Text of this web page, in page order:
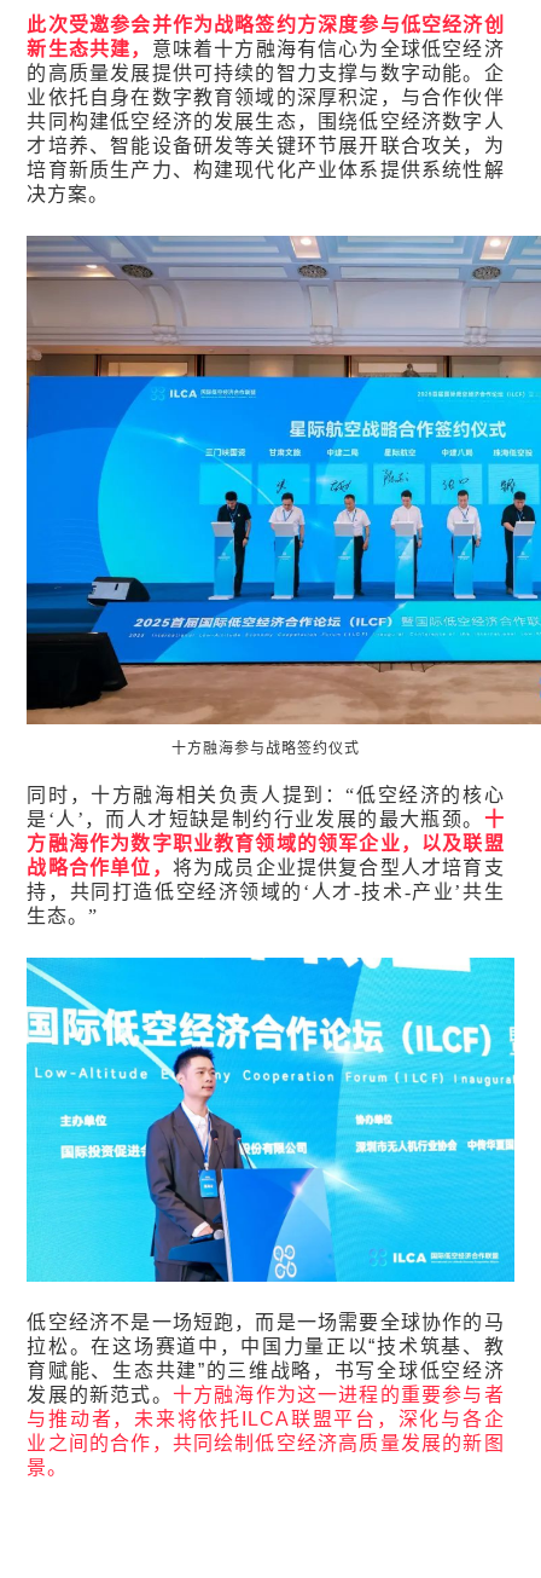
此次受邀参会并作为战略签约方深度参与低空经济创
新生态共建， 意味着十方融海有信心为全球低空经济
的高质量发展提供可持续的智力支撑与数字动能。企
业依托自身在数字教育领域的深厚积淀，与合作伙伴
共同构建低空经济的发展生态，围绕低空经济数字人
才培养、智能设备研发等关键环节展开联合攻关，为
培育新质生产力、构建现代化产业体系提供系统性解
决方案。
十方融海参与战略签约仪式
同时，十方融海相关负责人提到：“低空经济的核心
是‘人’，而人才短缺是制约行业发展的最大瓶颈。 十
方融海作为数字职业教育领域的领军企业，以及联盟
战略合作单位， 将为成员企业提供复合型人才培育支
持，共同打造低空经济领域的‘人才-技术-产业’共生
生态。”
低空经济不是一场短跑，而是一场需要全球协作的马
拉松。在这场赛道中， 中国力量正以“技术筑基、教
育赋能、生态共建”的三维战略，书写全球低空经济
发展的新范式。 十方融海作为这一进程的重要参与者
与推动者， 未来将依托ILCA联盟平台，深化与各企
业之间的合作，共同绘制低空经济高质量发展的新图
景。